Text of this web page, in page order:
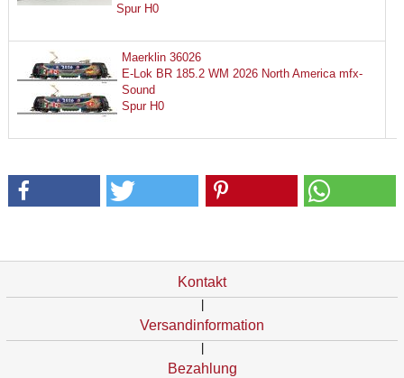
Spur H0
Maerklin 36026
E-Lok BR 185.2 WM 2026 North America mfx-
Sound
Spur H0
Kontakt
Versandinformation
Bezahlung